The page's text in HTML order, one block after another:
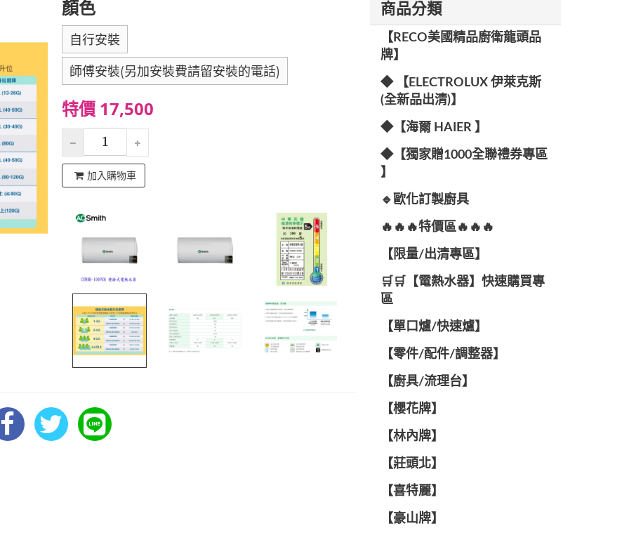
顏色
自行安裝
師傅安裝(另加安裝費請留安裝的電話)
特價 17,500
加入購物車
商品分類
【RECO美國精品廚衛龍頭品
牌】
◆ 【ELECTROLUX 伊萊克斯
(全新品出清)】
◆【海爾 HAIER 】
◆【獨家贈1000全聯禮券專區
】
🔹歐化訂製廚具
🔥🔥🔥特價區🔥🔥🔥
【限量/出清專區】
🛒🛒【電熱水器】快速購買專
區
【單口爐/快速爐】
【零件/配件/調整器】
【廚具/流理台】
【櫻花牌】
【林內牌】
【莊頭北】
【喜特麗】
【豪山牌】